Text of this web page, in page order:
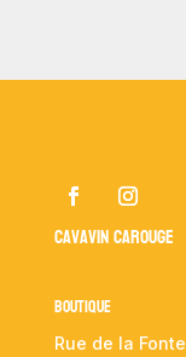
Cavavin Carouge
Boutique
Rue de la